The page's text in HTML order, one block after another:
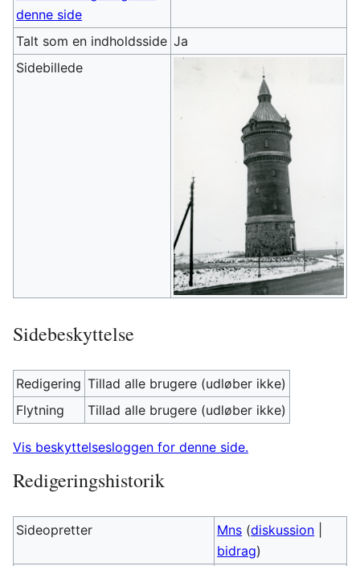
denne side
Talt som en indholdsside Ja
Sidebillede
Sidebeskyttelse
Redigering Tillad alle brugere (udløber ikke)
Flytning
Tillad alle brugere (udløber ikke)
Vis beskyttelsesloggen for denne side.
Redigeringshistorik
Sideopretter Mns (diskussion
bidrag)